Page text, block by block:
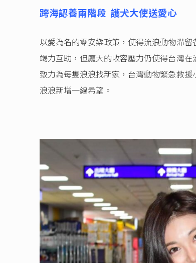
跨海認養兩階段 護犬大使送愛心
以愛為名的零安樂政策，使得流浪動物滯
竭力互助，但龐大的收容壓力仍使得台灣
致力為每隻浪浪找新家，台灣動物緊急救
浪浪新增一線希望。